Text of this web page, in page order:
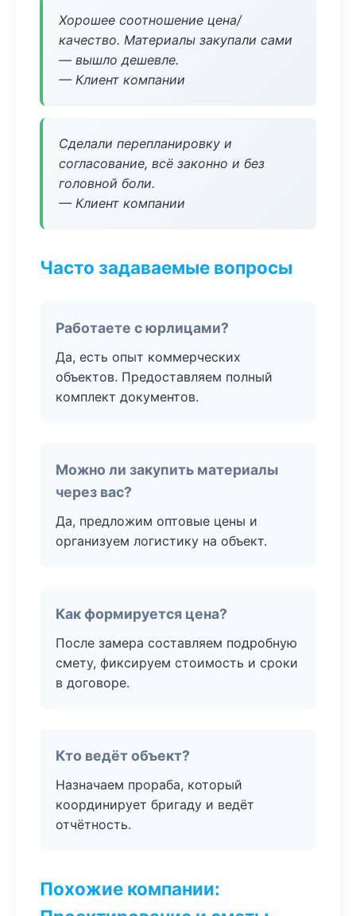
Хорошее соотношение цена/
качество. Материалы закупали сами
— вышло дешевле.
— Клиент компании
Сделали перепланировку и
согласование, всё законно и без
головной боли.
— Клиент компании
Часто задаваемые вопросы
Работаете с юрлицами?
Да, есть опыт коммерческих
объектов. Предоставляем полный
комплект документов.
Можно ли закупить материалы
через вас?
Да, предложим оптовые цены и
организуем логистику на объект.
Как формируется цена?
После замера составляем подробную
смету, фиксируем стоимость и сроки
в договоре.
Кто ведёт объект?
Назначаем прораба, который
координирует бригаду и ведёт
отчётность.
Похожие компании: